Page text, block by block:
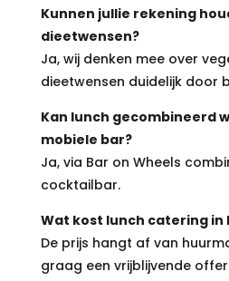
Kunnen jullie rekening
dieetwensen?
Ja, wij denken mee over
dieetwensen duidelijk door
Kan lunch gecombineerd
mobiele bar?
Ja, via Bar on Wheels
cocktailbar.
Wat kost lunch catering in
De prijs hangt af van
graag een vrijblijvende